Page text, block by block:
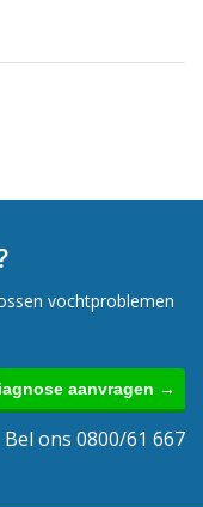
vochtproblemen
aanvragen →
Bel ons 0800/61 667